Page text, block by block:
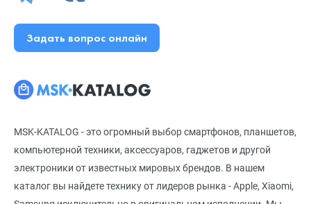
MSK-KATALOG - это огромный выбор смартфонов, планшетов,
компьютерной техники, аксессуаров, гаджетов и другой
электроники от известных мировых брендов. В нашем
каталог вы найдете технику от лидеров рынка - Apple, Xiaomi,
Задать вопрос онлайн